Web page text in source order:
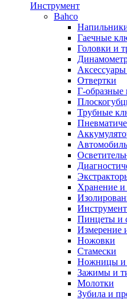
Инструмент
Bahco
Гаечные
Головки и
Отвертки
Г-образные
Трубные
Хранение и
Пинцеты и
Измерение
Ножовки
Стамески
Ножницы и
Зажимы и
Молотки
Зубила и